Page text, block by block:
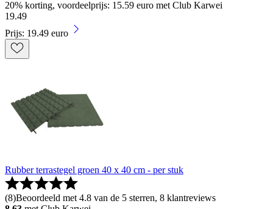
20% korting, voordeelprijs: 15.59 euro met Club Karwei
19.49
Prijs: 19.49 euro
Rubber terrastegel groen 40 x 40 cm - per stuk
(8)Beoordeeld met 4.8 van de 5 sterren, 8 klantreviews